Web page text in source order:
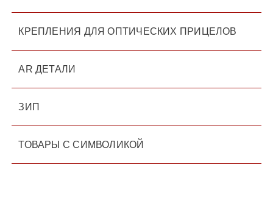
КРЕПЛЕНИЯ ДЛЯ ОПТИЧЕСКИХ ПРИЦЕЛОВ
AR ДЕТАЛИ
ЗИП
ТОВАРЫ С СИМВОЛИКОЙ